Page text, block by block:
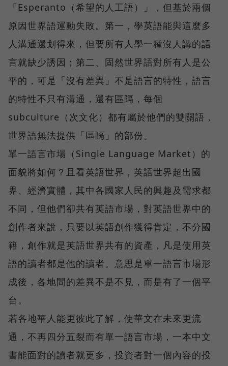
「Esperanto（希望的人工語）」，但基於兩個
原因世界語運動失敗。第一，學英語能與這麼多
人溝通還划得來，但要所有人學一種沒人講的語
言就缺少誘因；第二、固然世界語對所有人是公
平的，可是「沒有差異」不是語言的特性，語言
的特性不只有溝通，還有區隔，每個
subculture（次文化）都有屬於他們的雙關語，
世界語無法提供「區隔」的部份。
單一語言市場（Single Language Market）的
面貌將如何？且看英語世界，英語世界超出國
界、經濟實體，其中各國家人民的興趣及需求都
不同，但他們卻共有英語市場，對英語世界中的
創作者來說，只要以英語創作獲得肯定，不分國
籍，創作就是英語世界共有的資產，凡是使用英
語的讀者都是他的讀者。意思是單一語言市場形
成後，各地間的差異不是不見，而是有了一個平
台。
若各地華人能更彼此了解，使華文在未來更流
通，不再四分五裂而有單一語言市場，一本中文
書能面對的讀者就更多，投資者對一個內容的投